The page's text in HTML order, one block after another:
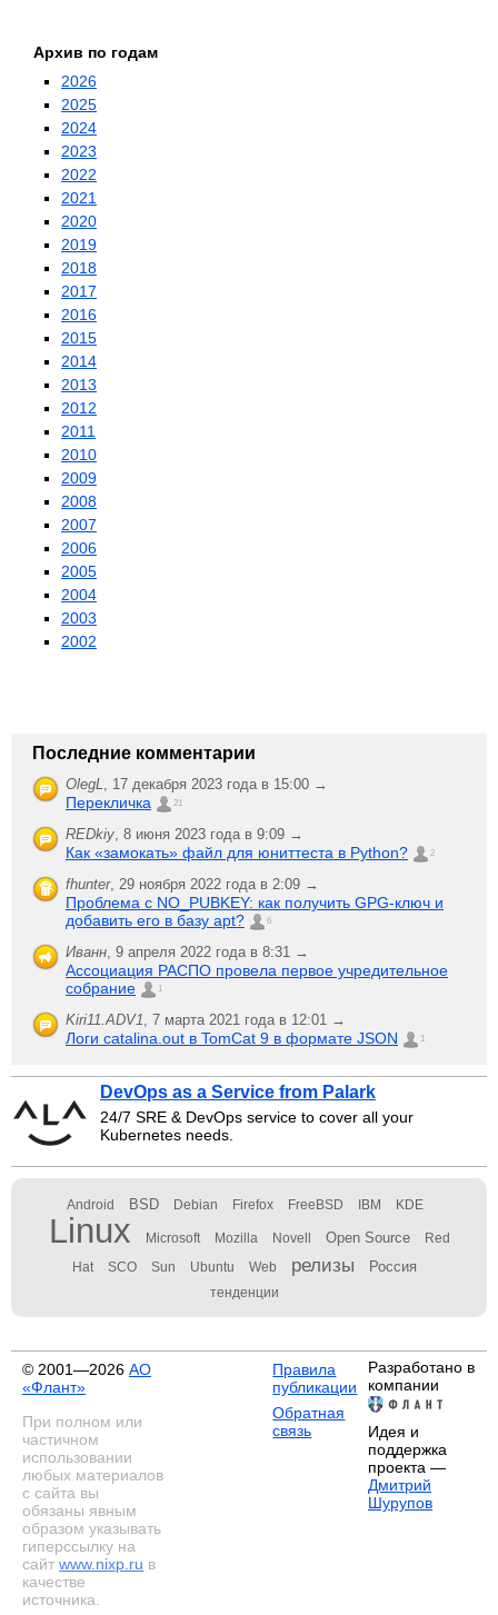
Архив по годам
2026
2025
2024
2023
2022
2021
2020
2019
2018
2017
2016
2015
2014
2013
2012
2011
2010
2009
2008
2007
2006
2005
2004
2003
2002
Последние комментарии
OlegL, 17 декабря 2023 года в 15:00 →
Перекличка 21
REDkiy, 8 июня 2023 года в 9:09 →
Как «замокать» файл для юниттеста в Python? 2
fhunter, 29 ноября 2022 года в 2:09 →
Проблема с NO_PUBKEY: как получить GPG-ключ и
добавить его в базу apt?
6
Иванн, 9 апреля 2022 года в 8:31 →
Ассоциация РАСПО провела первое учредительное
собрание
1
Kiri11.ADV1, 7 марта 2021 года в 12:01 →
Логи catalina.out в TomCat 9 в формате JSON 1
DevOps as a Service from Palark
24/7 SRE & DevOps service to cover all your
Kubernetes needs.
Android BSD Debian Firefox FreeBSD IBM KDE
Linux Microsoft Mozilla Novell Open Source Red
Hat SCO Sun Ubuntu Web релизы Россия
тенденции
© 2001—2026 АО
«Флант»
При полном или
частичном
использовании
любых материалов
с сайта вы
обязаны явным
образом указывать
гиперссылку на
сайт www.nixp.ru в
качестве
источника.
Правила
публикации
Обратная
связь
Разработано в
компании
Идея и
поддержка
проекта —
Дмитрий
Шурупов